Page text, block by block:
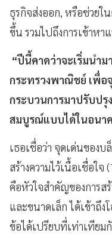
ธุรกิจส่งออก, หรือช่วยใ
ขึ้น รวมไปถึงการเข้าห
“ปีนี้คาดว่าจะเริ่มนำม
กระทรวงพาณิชย์ เพื่อ
กระบวนการมาปรับปรุ
สมบูรณ์แบบได้ในอนา
เธอเชื่อว่า จุดเด่นของบ
สร้างความไว้เนื้อเชื่อใ
คือหัวใจสำคัญของการส
และขนาดเล็ก ได้เข้าถึง
ข้อได้เปรียบที่เท่าเทียม